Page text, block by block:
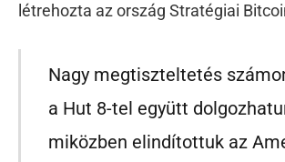
létrehozta az ország Stratégiai
Nagy megtiszteltetés
a Hut 8-tel együtt
miközben elindítottuk az